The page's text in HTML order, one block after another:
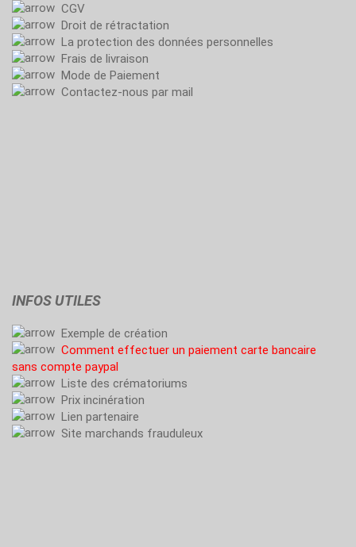
CGV
Droit de rétractation
La protection des données personnelles
Frais de livraison
Mode de Paiement
Contactez-nous par mail
INFOS UTILES
Exemple de création
Comment effectuer un paiement carte bancaire
sans compte paypal
Liste des crématoriums
Prix incinération
Lien partenaire
Site marchands frauduleux